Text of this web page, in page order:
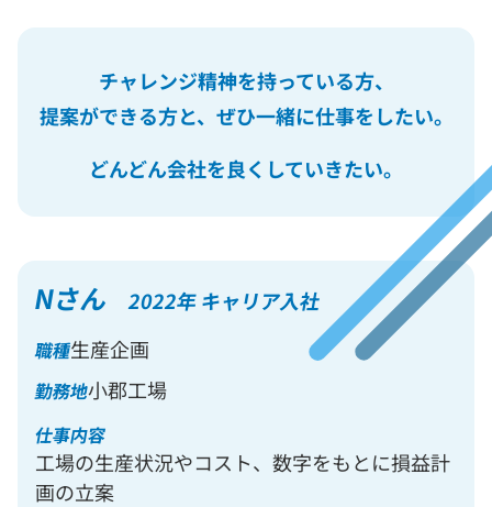
チャレンジ精神を持っている方、
提案ができる方と、ぜひ一緒に仕事をしたい。
どんどん会社を良くしていきたい。
Nさん 2022年 キャリア入社
職種生産企画
勤務地小郡工場
仕事内容
工場の生産状況やコスト、数字をもとに損益計
画の立案